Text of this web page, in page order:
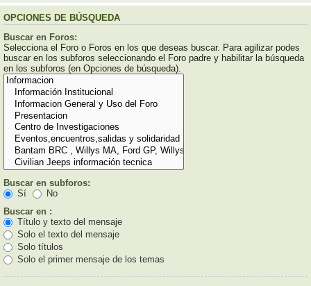
OPCIONES DE BÚSQUEDA
Buscar en Foros:
Selecciona el Foro o Foros en los que deseas buscar. Para agilizar podes
buscar en los subforos seleccionando el Foro padre y habilitar la búsqueda
en los subforos (en Opciones de búsqueda).
Buscar en subforos:
Sí
No
Buscar en :
Título y texto del mensaje
Solo el texto del mensaje
Solo títulos
Solo el primer mensaje de los temas